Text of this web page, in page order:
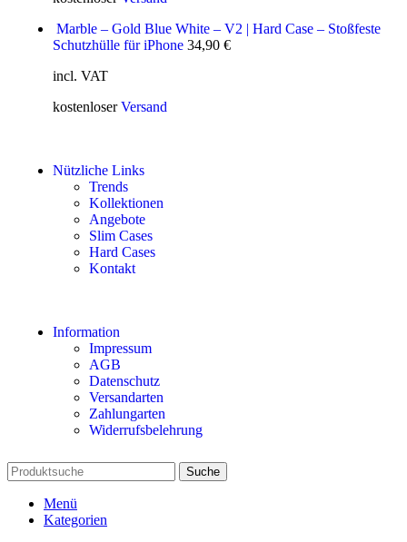
Marble – Gold Blue White – V2 | Hard Case – Stoßfeste
Schutzhülle für iPhone 34,90 €
incl. VAT
kostenloserVersand
Nützliche Links
Trends
Kollektionen
Angebote
Slim Cases
Hard Cases
Kontakt
Information
Impressum
AGB
Datenschutz
Versandarten
Zahlungarten
Widerrufsbelehrung
Suche
Menü
Kategorien